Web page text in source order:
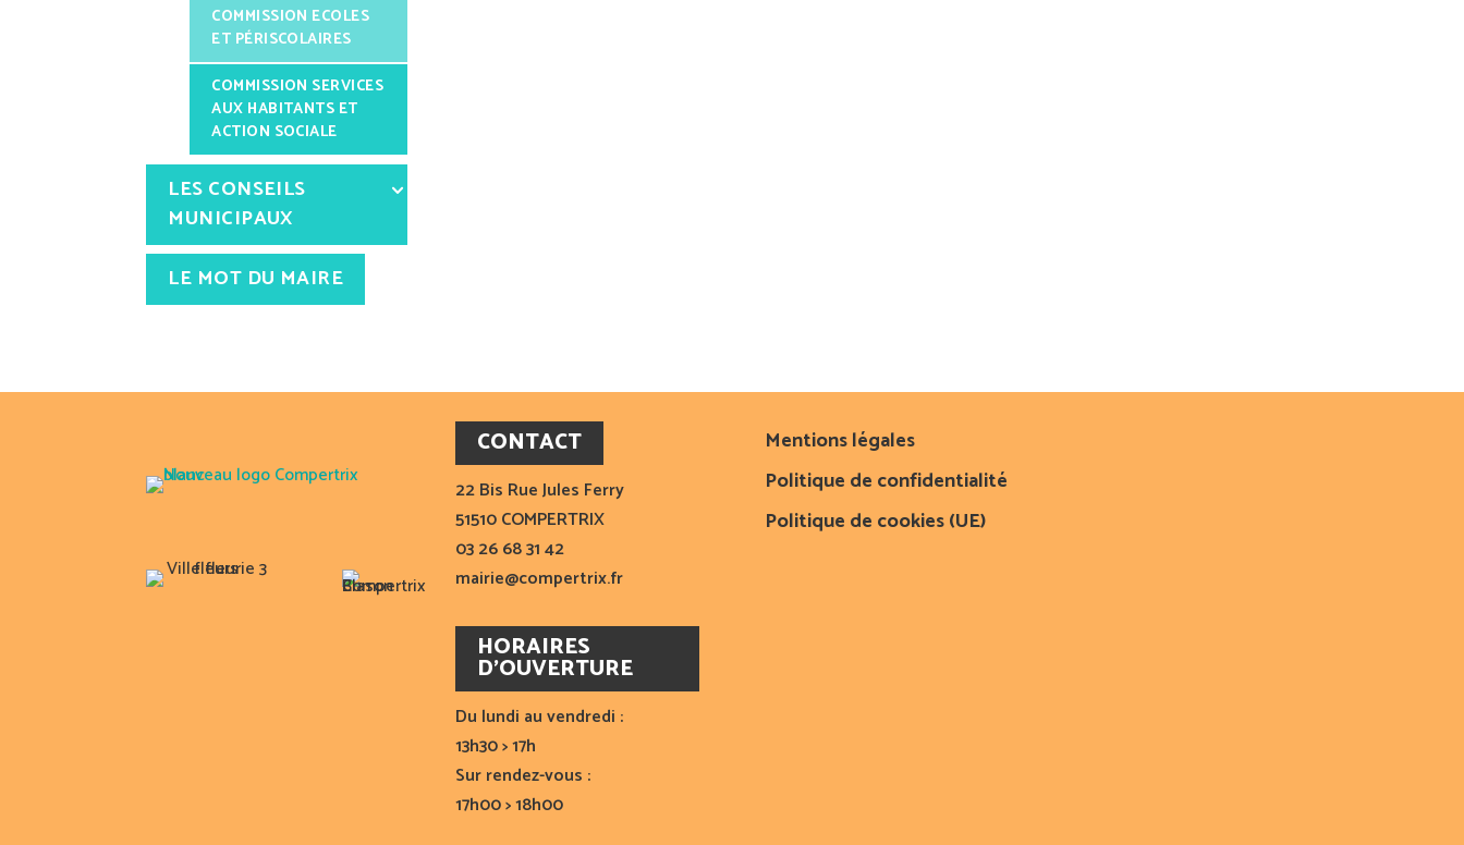
COMMISSION ECOLES
ET PÉRISCOLAIRES
COMMISSION SERVICES
AUX HABITANTS ET
ACTION SOCIALE
LES CONSEILS
MUNICIPAUX
LE MOT DU MAIRE
CONTACT
22 Bis Rue Jules Ferry
51510 COMPERTRIX
03 26 68 31 42
mairie@compertrix.fr
HORAIRES
D’OUVERTURE
Du lundi au vendredi :
13h30 > 17h
Sur rendez-vous :
17h00 > 18h00
Mentions légales
Politique de confidentialité
Politique de cookies (UE)